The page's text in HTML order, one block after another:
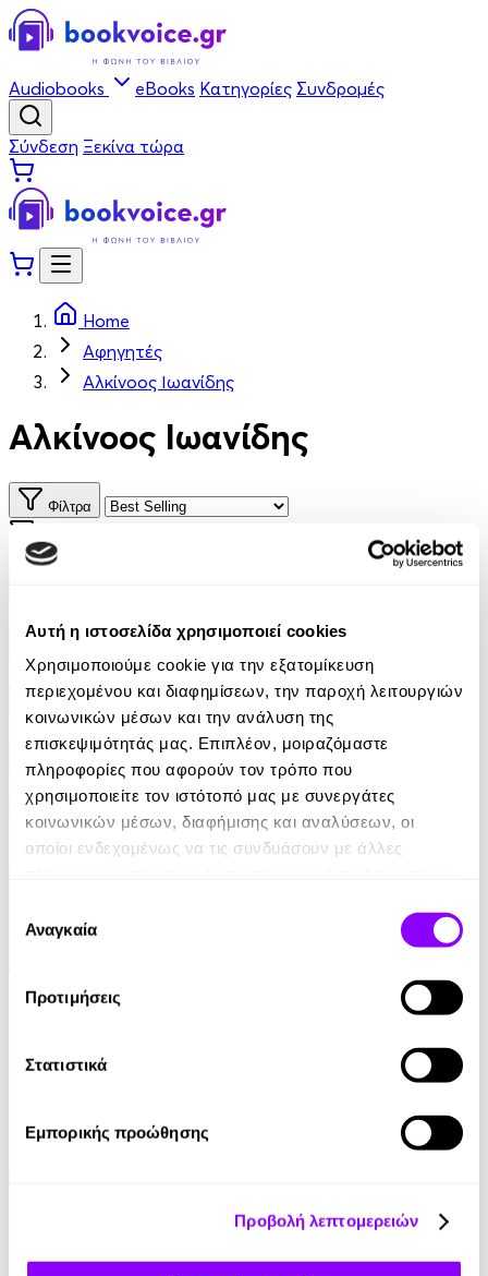
Αυτή η ιστοσελίδα χρησιμοποιεί cookies
Χρησιμοποιούμε cookie για την εξατομίκευση
περιεχομένου και διαφημίσεων, την παροχή λειτουργιών
κοινωνικών μέσων και την ανάλυση της
επισκεψιμότητάς μας. Επιπλέον, μοιραζόμαστε
πληροφορίες που αφορούν τον τρόπο που
χρησιμοποιείτε τον ιστότοπό μας με συνεργάτες
κοινωνικών μέσων, διαφήμισης και αναλύσεων, οι
οποίοι ενδεχομένως να τις συνδυάσουν με άλλες
των υπηρεσιών τους.
συγκατάθεσης
Αναγκαία
Προτιμήσεις
Στατιστικά
Εμπορικής προώθησης
Προβολή λεπτομερειών
Audiobooks eBooks Κατηγορίες Συνδρομές
Σύνδεση Ξεκίνα τώρα
Home
Αφηγητές
Αλκίνοος Ιωανίδης
Αλκίνοος Ιωανίδης
Φίλτρα
Φίλτρα
Εκδοτικοί οίκοι
Audiobook • 1 Credit
Χρύσα Σκοπελίτου